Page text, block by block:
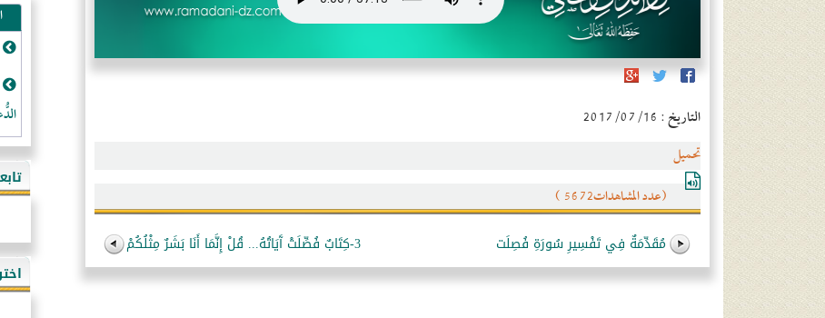
التاريخ : 2017/07/16
تحميل
(عدد المشاهدات5672 )
مُقَدِّمَةٌ فِي تَفْسِيرِ سُورَةِ فُصِلَت 3-كِتَابٌ فُصِّلَتْ آَيَاتُهُ... قُلْ إِنَّمَا أَنَا بَشَرٌ مِثْلُكُمْ